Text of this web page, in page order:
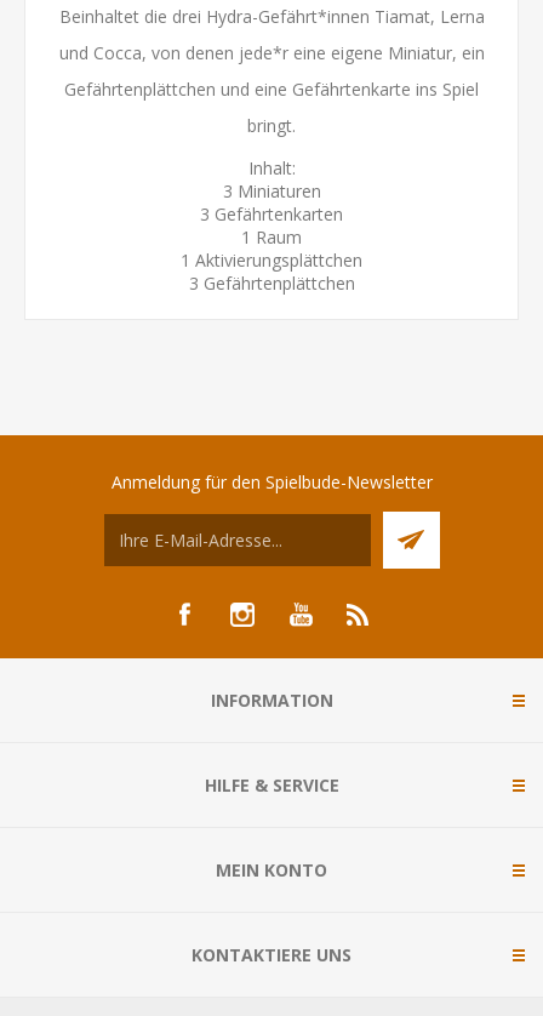
Beinhaltet die drei Hydra-Gefährt*innen Tiamat, Lerna
und Cocca, von denen jede*r eine eigene Miniatur, ein
Gefährtenplättchen und eine Gefährtenkarte ins Spiel
bringt.
Inhalt:
3 Miniaturen
3 Gefährtenkarten
1 Raum
1 Aktivierungsplättchen
3 Gefährtenplättchen
Anmeldung für den Spielbude-Newsletter
INFORMATION
HILFE & SERVICE
MEIN KONTO
KONTAKTIERE UNS